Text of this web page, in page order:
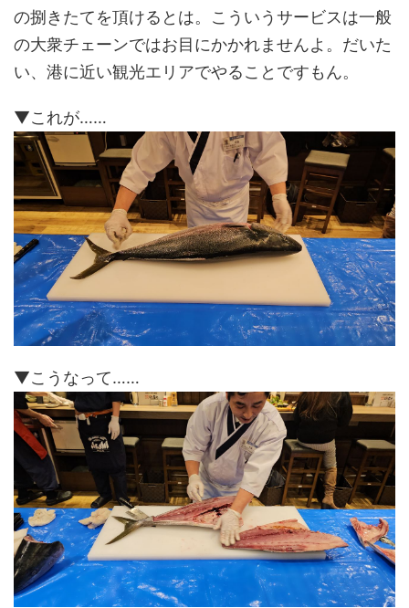
の捌きたてを頂けるとは。こういうサービスは一般
の大衆チェーンではお目にかかれませんよ。だいた
い、港に近い観光エリアでやることですもん。
▼これが……
▼こうなって……